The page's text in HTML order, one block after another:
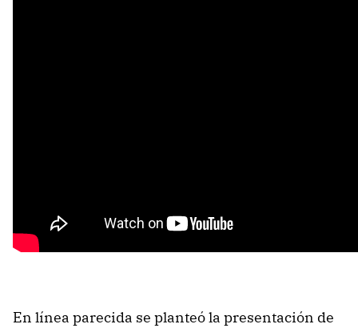
En línea parecida se planteó la presentación de